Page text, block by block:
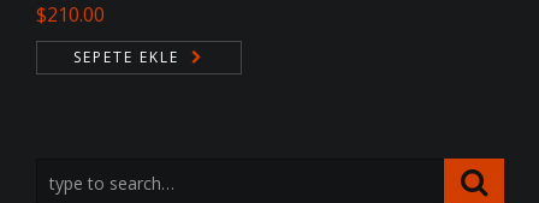
5
üzerinden
3.00oy
$210.00
SEPETE EKLE